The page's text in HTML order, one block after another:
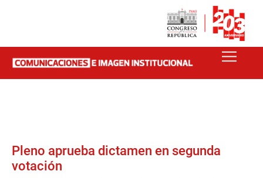
Pleno aprueba dictamen en segunda
votación